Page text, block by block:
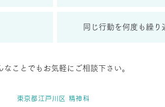
同じ行動を何度も繰り
ことでもお気軽にご相談下さい。
東京都江戸川区 精神科